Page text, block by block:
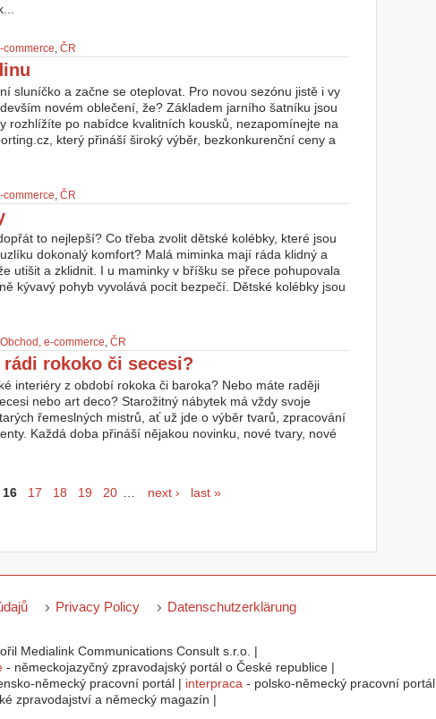
commerce, ČR
sluníčko a začne se oteplovat. Pro novou sezónu jistě i vy
novém oblečení, že? Základem jarního šatníku jsou
rozhlížíte po nabídce kvalitních kousků, nezapomínejte na
který přináší široký výběr, bezkonkurenční ceny a
commerce, ČR
to nejlepší? Co třeba zvolit dětské kolébky, které jsou
dokonalý komfort? Malá miminka mají ráda klidný a
utišit a zklidnit. I u maminky v bříšku se přece pohupovala
kývavý pohyb vyvolává pocit bezpečí. Dětské kolébky jsou
Obchod, e-commerce, ČR
rokoko či secesi?
interiéry z období rokoka či baroka? Nebo máte raději
nebo art deco? Starožitný nábytek má vždy svoje
řemeslných mistrů, ať už jde o výběr tvarů, zpracování
Každá doba přináší nějakou novinku, nové tvary, nové
16 17 18 19 20 … next › last »
Privacy Policy Datenschutzerklärung
Medialink Communications Consult s.r.o. |
- německojazyčný zpravodajský portál o České republice |
německý pracovní portál | interpraca- polsko-německý pracovní portál
zpravodajství a německý magazín |